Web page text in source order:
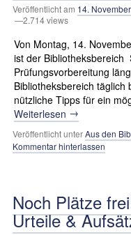
Veröffentlicht am 14.
—2.714 views
Von Montag, 14.
ist der Bibliotheksbereich
Prüfungsvorbereitung
Bibliotheksbereich
nützliche Tipps für ein
Weiterlesen →
Veröffentlicht unterAus den
Kommentar hinterlassen
Noch Plätze
Urteile &